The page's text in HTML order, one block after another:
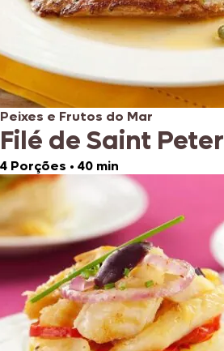
Peixes e Frutos do Mar
Filé de Saint Peter
4 Porções • 40 min